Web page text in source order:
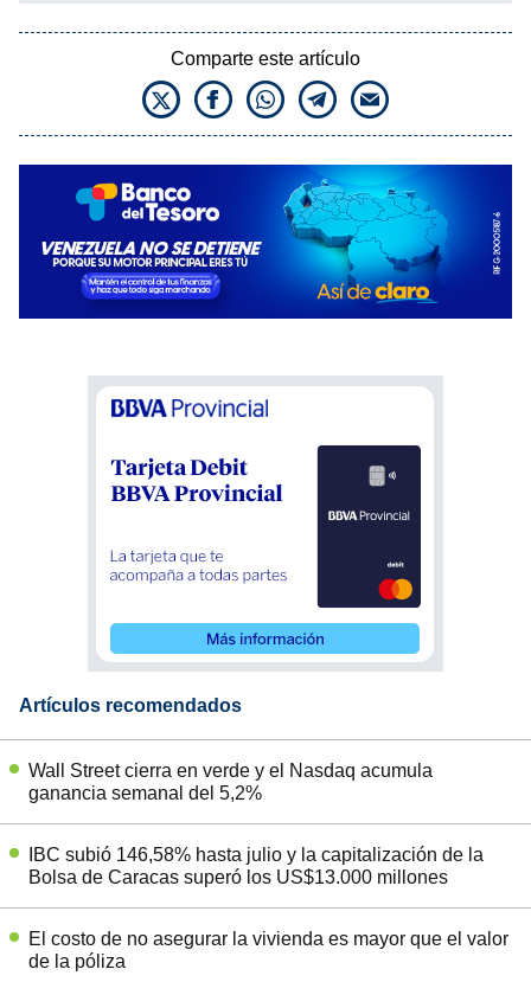
Comparte este artículo
Artículos recomendados
Wall Street cierra en verde y el Nasdaq acumula
ganancia semanal del 5,2%
IBC subió 146,58% hasta julio y la capitalización de la
Bolsa de Caracas superó los US$13.000 millones
El costo de no asegurar la vivienda es mayor que el valor
de la póliza